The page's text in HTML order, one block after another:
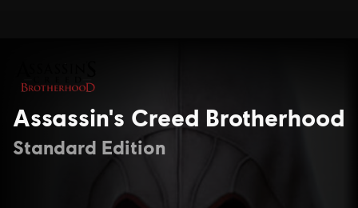
Assassin's Creed Brotherhood
Standard Edition